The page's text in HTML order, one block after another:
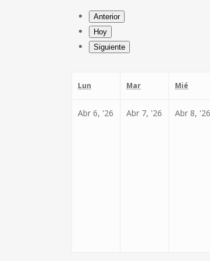
Anterior
Hoy
Siguiente
Lun Marmartes Mié
Abr 6, '26 Abr 7, '26 Abr 8, '26